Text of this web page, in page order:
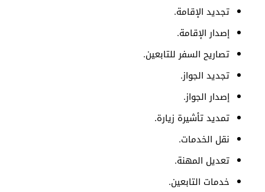
تجديد الإقامة.
إصدار الإقامة.
تصاريح السفر للتابعين.
تجديد الجواز.
إصدار الجواز.
تمديد تأشيرة زيارة.
نقل الخدمات.
تعديل المهنة.
خدمات التابعين.